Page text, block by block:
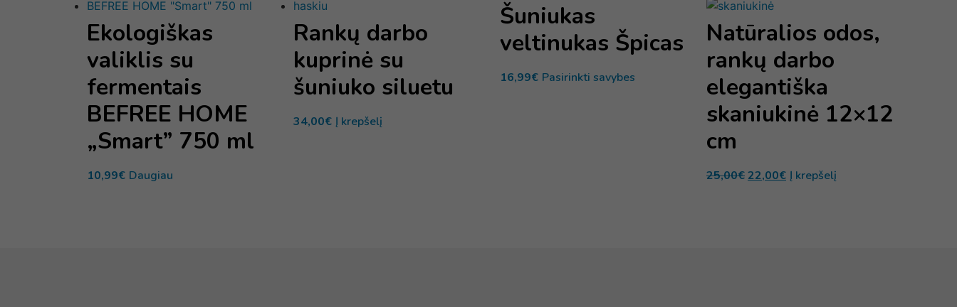
Ekologiškas
valiklis su
fermentais
BEFREE HOME
„Smart” 750 ml
10,99€ Daugiau
Rankų darbo
kuprinė su
šuniuko siluetu
34,00€ Į krepšelį
Šuniukas
veltinukas Špicas
16,99€ Pasirinkti savybes
Natūralios odos,
rankų darbo
elegantiška
skaniukinė 12×12
cm
25,00€22,00€ Į krepšelį